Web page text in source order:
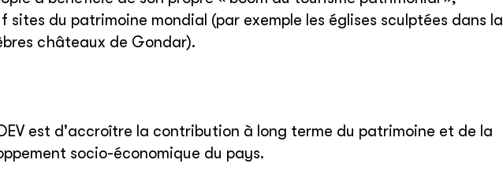
sites du patrimoine mondial (par exemple les églises sculptées dans la
châteaux de Gondar).
est d'accroître la contribution à long terme du patrimoine et de la
socio-économique du pays.